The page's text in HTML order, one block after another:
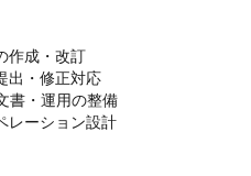
作成・改訂
出・修正対応
書・運用の整備
レーション設計